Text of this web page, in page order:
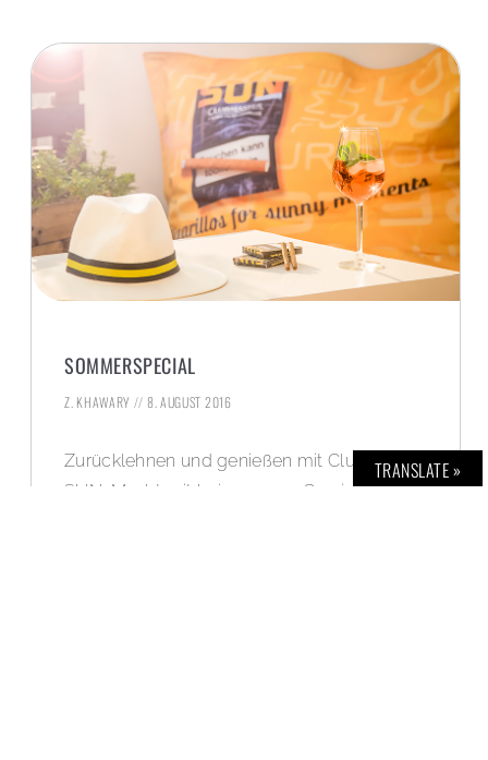
SOMMERSPECIAL
Z. KHAWARY 8. AUGUST 2016
Zurücklehnen und genießen mit Clubmaster
SUN: Macht mit bei unserem Gewinnspiel
TRANSLATE »